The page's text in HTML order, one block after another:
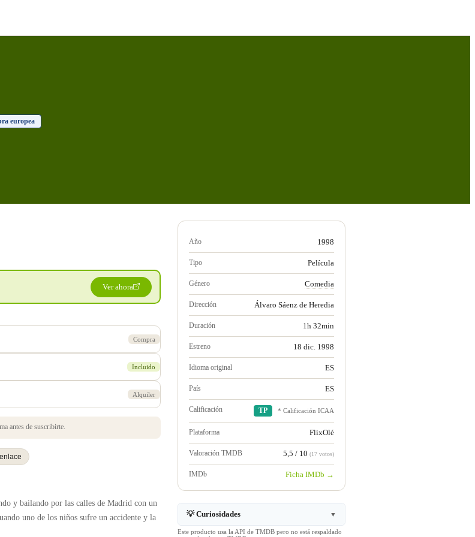
europea
Ver ahora
Compra
Incluido
Alquiler
antes de suscribirte.
y bailando por las calles de Madrid con un
uno de los niños sufre un accidente y la
Año 1998
Tipo Película
Género Comedia
Dirección Álvaro Sáenz de Heredia
Duración 1h 32min
Estreno 18 dic. 1998
Idioma original ES
País ES
Calificación TP * Calificación ICAA
Plataforma FlixOlé
Valoración TMDB 5,5 / 10 (17 votos)
IMDb Ficha IMDb →
💡 Curiosidades ▼
Este producto usa la API de TMDB pero no está respaldado